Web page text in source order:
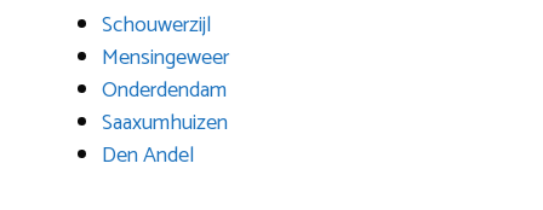
Schouwerzijl
Mensingeweer
Onderdendam
Saaxumhuizen
Den Andel